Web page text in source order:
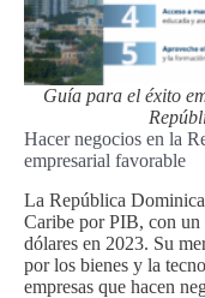
Guía para el éxito
Hacer negocios en la
empresarial favorable
La República
Caribe por PIB, con
dólares en 2023. Su
por los bienes y la
empresas que hacen